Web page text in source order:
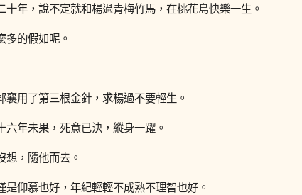
十年，說不定就和楊過青梅竹馬，在桃花島快樂一生。
多的假如呢。
襄用了第三根金針，求楊過不要輕生。
六年未果，死意已決，縱身一躍。
想，隨他而去。
是仰慕也好，年紀輕輕不成熟不理智也好。